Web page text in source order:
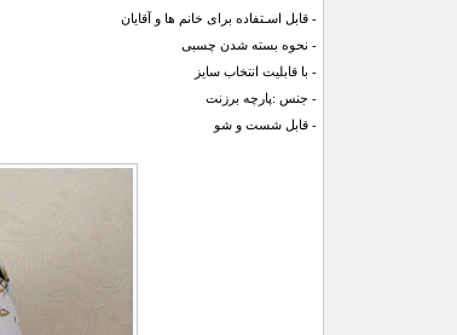
- قابل اسـتفاده برای خانم ها و آقایان
- نحوه بسته شدن چسبی
- با قابلیت انتخاب سایز
- جنس :پارچه برزنت
- قابل شست و شو